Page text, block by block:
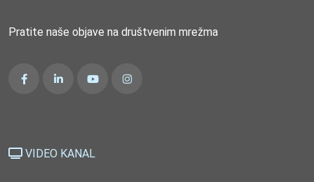
Pratite naše objave na društvenim mrežma
VIDEO KANAL